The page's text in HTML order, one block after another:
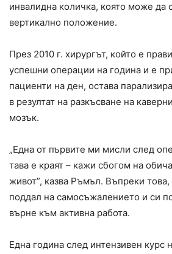
инвалидна количка, която може да
вертикално положение.
През 2010 г. хирургът, който е
успешни операции на година и е
пациенти на ден, остава
в резултат на разкъсване на
мозък.
„Една от първите ми мисли след
тава е краят – кажи сбогом на
живот”, казва Ръмъл. Въпреки
поддал на самосъжалението и си
върне към активна работа.
Една година след интензивен курс